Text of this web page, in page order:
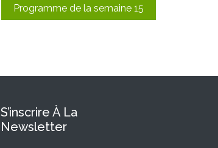
Programme de la semaine 15
S’inscrire À La
Newsletter